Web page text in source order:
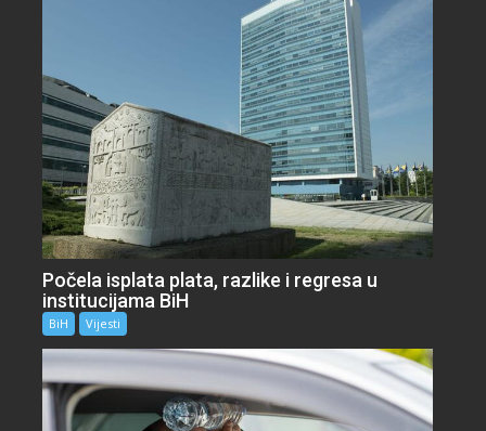
Počela isplata plata, razlike i regresa u
institucijama BiH
BiH Vijesti